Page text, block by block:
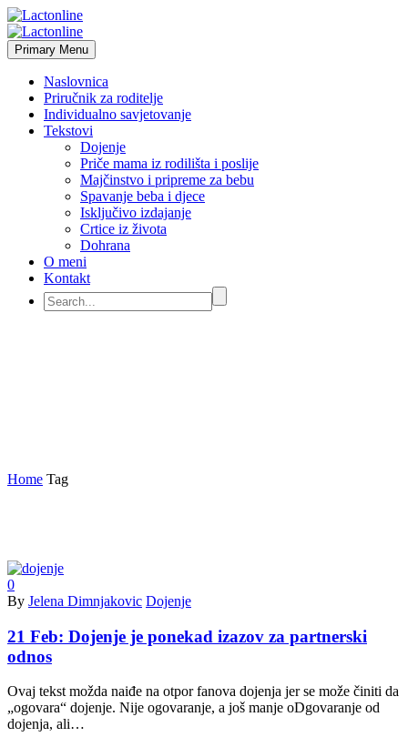
Primary Menu
Naslovnica
Priručnik za roditelje
Individualno savjetovanje
Tekstovi
Dojenje
Priče mama iz rodilišta i poslije
Majčinstvo i pripreme za bebu
Spavanje beba i djece
Isključivo izdajanje
Crtice iz života
Dohrana
O meni
Kontakt
Home Tag
0
By Jelena Dimnjakovic Dojenje
21 Feb: Dojenje je ponekad izazov za partnerski
odnos
Ovaj tekst možda naiđe na otpor fanova dojenja jer se može činiti da
„ogovara“ dojenje. Nije ogovaranje, a još manje oDgovaranje od
dojenja, ali…